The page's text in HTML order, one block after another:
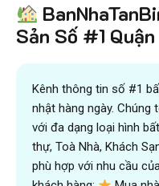
Sản Số #1
Kênh thông tin số #1
nhật hàng ngày. Chúng
với đa dạng loại hình
thự, Toà Nhà, Khách
phù hợp với nhu cầu